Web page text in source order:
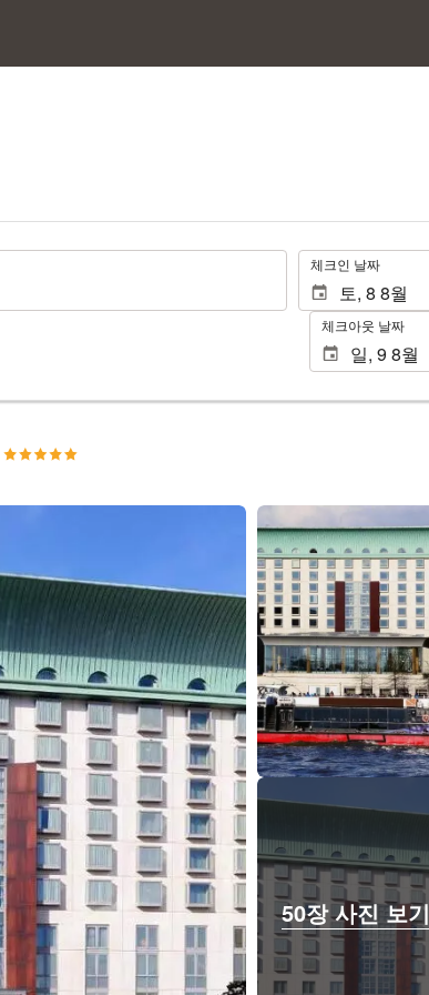
. 체크인 날짜
체크아웃 날짜
50장 사진 보기
50장 사진 보기